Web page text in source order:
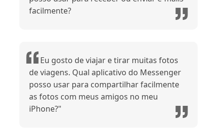
facilmente?
Eu gosto de viajar e tirar muitas fotos
de viagens. Qual aplicativo do Messenger
posso usar para compartilhar facilmente
as fotos com meus amigos no meu
iPhone?"